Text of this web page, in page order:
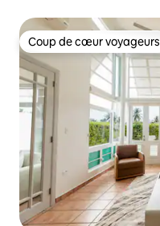
Coup de cœur voyageurs
Coup de cœur voyageurs